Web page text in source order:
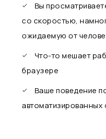
Вы
со скоростью,
ожидаемую от
Что-то мешает
браузере
Ваше поведение
автоматизированных